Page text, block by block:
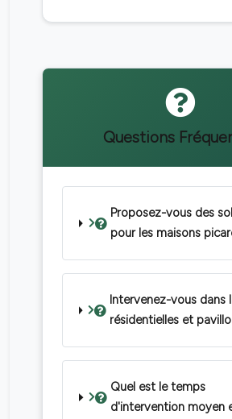
Questions
Proposez-vous des
pour les maisons
Intervenez-vous dans
résidentielles et
Quel est le temps
d'intervention moyen